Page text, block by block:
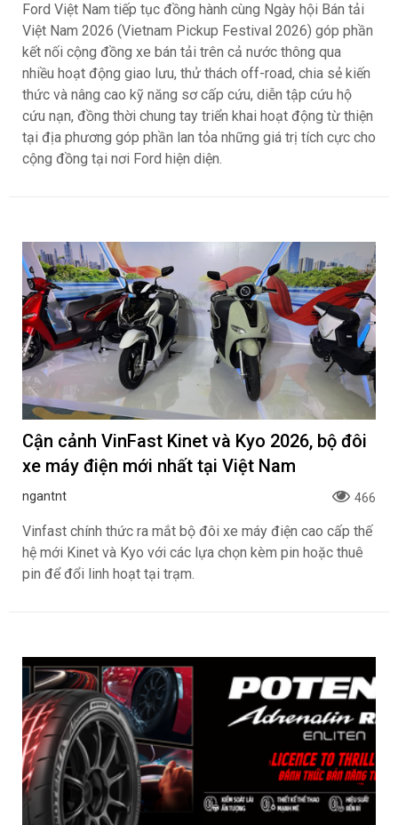
Ford Việt Nam tiếp tục đồng hành cùng Ngày hội Bán tải
Việt Nam 2026 (Vietnam Pickup Festival 2026) góp phần
kết nối cộng đồng xe bán tải trên cả nước thông qua
nhiều hoạt động giao lưu, thử thách off-road, chia sẻ kiến
thức và nâng cao kỹ năng sơ cấp cứu, diễn tập cứu hộ
cứu nạn, đồng thời chung tay triển khai hoạt động từ thiện
tại địa phương góp phần lan tỏa những giá trị tích cực cho
cộng đồng tại nơi Ford hiện diện.
Cận cảnh VinFast Kinet và Kyo 2026, bộ đôi
xe máy điện mới nhất tại Việt Nam
ngantnt 466
Vinfast chính thức ra mắt bộ đôi xe máy điện cao cấp thế
hệ mới Kinet và Kyo với các lựa chọn kèm pin hoặc thuê
pin để đổi linh hoạt tại trạm.